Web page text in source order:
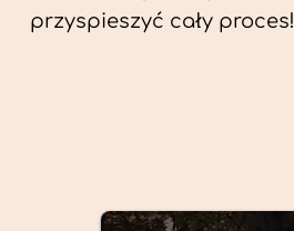
przyspieszyć cały proces!